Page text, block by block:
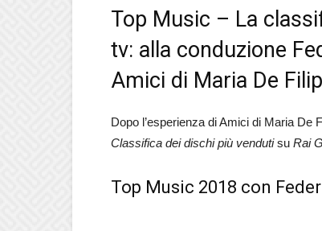
Top Music – La
tv: alla conduzione
Amici di Maria De
Dopo l’esperienza di Amici di Maria De
Classifica dei dischi più vendutisu Rai
Top Music 2018 con